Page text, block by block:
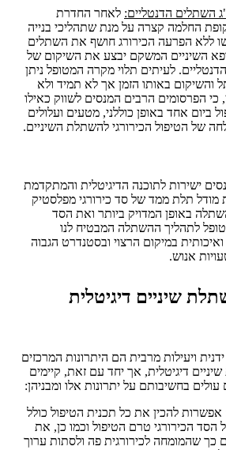
השתלים הדנטליים: לאחר החדרת
החלמה קצרה על מנת שתהליכי בנייה
ללא הפרעה הכירורג חושף את השתלים
השיניים המשקם יבצע את השיקום של
לעיתים תלוי מקרה המטופל ניתן
באותו הזמן אך לא תמיד ולא
כי הפרסומים הרבים המנסים לשווק כאילו
ביום אחד באופן כוללני, מטעים ועלולים
של הטיפול הכירורגי להשתלת השיניים.
ישירות לתוכנה הדיגיטלית והמתקדמת
מודל תלת ממד של סד כירורגי מפלסטיק
באופן המדויק ביותר ואת הסד
לתהליך ההשתלה המבטיח לנו
במיקום הרצוי ובסטנדרט הגבוה
אנוש.
שיניים דיגיטלית
ויעילות מרבית הם היתרונות המרכזים
דיגיטלית, אך יחד עם זאת, קיימים
עולים בחשיבותם על יתרונות אלו ומבניהן:
להכין את כל תכנית הטיפול כולל
הכירורגי טרם הטיפול וכמו כן, את
כך שהמומחה לכירורגית פה ולסתות ערוך